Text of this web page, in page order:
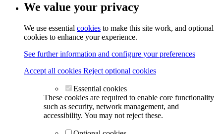
We value your privacy
We use essential cookies to make this site work, and optional
cookies to enhance your experience.
See further information and configure your preferences
Accept all cookies Reject optional cookies
Essential cookies
These cookies are required to enable core functionality
such as security, network management, and
accessibility. You may not reject these.